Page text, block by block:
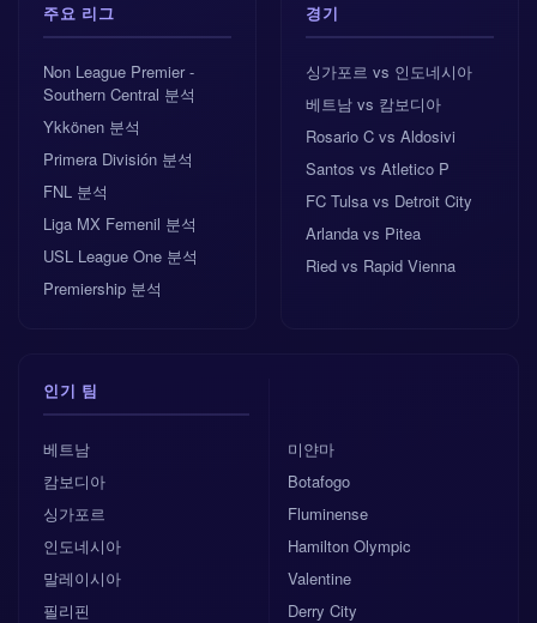
주요 리그
Non League Premier -
Southern Central 분석
Ykkönen 분석
Primera División 분석
FNL 분석
Liga MX Femenil 분석
USL League One 분석
Premiership 분석
경기
싱가포르 vs 인도네시아
베트남 vs 캄보디아
Rosario C vs Aldosivi
Santos vs Atletico P
FC Tulsa vs Detroit City
Arlanda vs Pitea
Ried vs Rapid Vienna
인기 팀
베트남
캄보디아
싱가포르
인도네시아
말레이시아
필리핀
미얀마
Botafogo
Fluminense
Hamilton Olympic
Valentine
Derry City